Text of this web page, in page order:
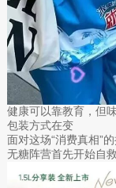
健康可以靠教育，但
包装方式在变
面对这场“消费真相”
无糖阵营首先开始自救